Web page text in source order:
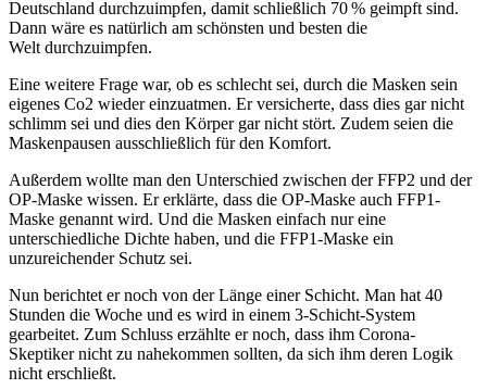
Deutschland durchzuimpfen, damit schließlich 70 % geimpft sind.
Dann wäre es natürlich am schönsten und besten die
Welt durchzuimpfen.
Eine weitere Frage war, ob es schlecht sei, durch die Masken sein
eigenes Co2 wieder einzuatmen. Er versicherte, dass dies gar nicht
schlimm sei und dies den Körper gar nicht stört. Zudem seien die
Maskenpausen ausschließlich für den Komfort.
Außerdem wollte man den Unterschied zwischen der FFP2 und der
OP-Maske wissen. Er erklärte, dass die OP-Maske auch FFP1-
Maske genannt wird. Und die Masken einfach nur eine
unterschiedliche Dichte haben, und die FFP1-Maske ein
unzureichender Schutz sei.
Nun berichtet er noch von der Länge einer Schicht. Man hat 40
Stunden die Woche und es wird in einem 3-Schicht-System
gearbeitet. Zum Schluss erzählte er noch, dass ihm Corona-
Skeptiker nicht zu nahekommen sollten, da sich ihm deren Logik
nicht erschließt.